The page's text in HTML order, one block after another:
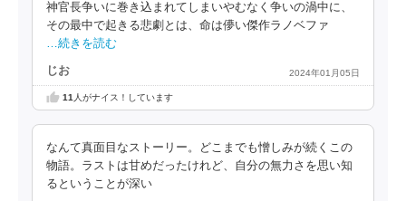
神官長争いに巻き込まれてしまいやむなく争いの渦中に、
その最中で起きる悲劇とは、命は儚い傑作ラノベファ
…続きを読む
じお 2024年01月05日
11 人がナイス！しています
なんて真面目なストーリー。どこまでも憎しみが続くこの
物語。ラストは甘めだったけれど、自分の無力さを思い知
るということが深い